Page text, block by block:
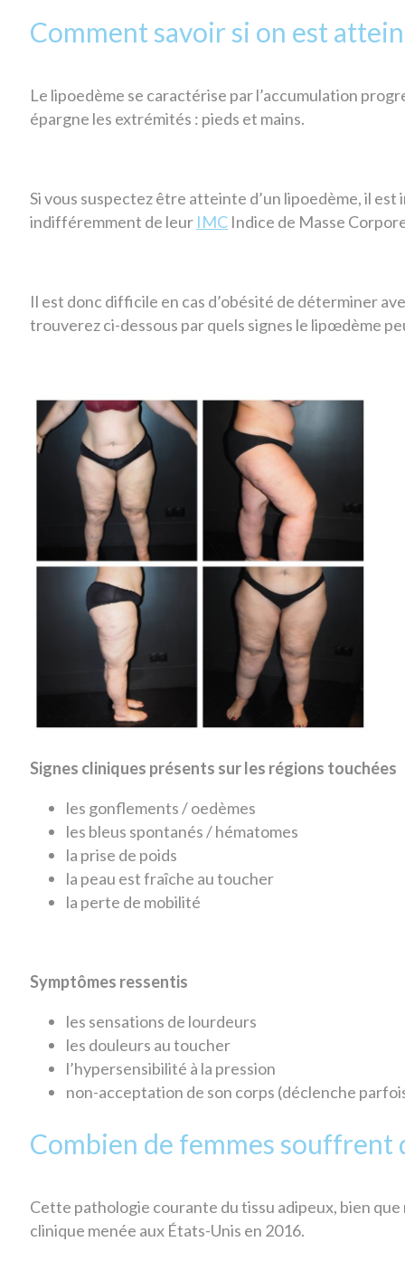
Comment savoir si on est
Le lipoedème se caractérise par l’accumulation
épargne les extrémités : pieds et mains.
Si vous suspectez être atteinte d’un lipoedème, il
indifféremment de leur IMC Indice de Masse
Il est donc difficile en cas d’obésité de déterminer
trouverez ci-dessous par quels signes le lipœdème
Signes cliniques présents sur les régions touchées
les gonflements / oedèmes
les bleus spontanés / hématomes
la prise de poids
la peau est fraîche au toucher
la perte de mobilité
Symptômes ressentis
les sensations de lourdeurs
les douleurs au toucher
l’hypersensibilité à la pression
non-acceptation de son corps (déclenche
Combien de femmes souffrent
Cette pathologie courante du tissu adipeux, bien
clinique menée aux États-Unis en 2016.